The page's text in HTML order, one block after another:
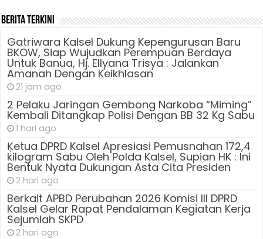
Berita Terkini
Gatriwara Kalsel Dukung Kepengurusan Baru
BKOW, Siap Wujudkan Perempuan Berdaya
Untuk Banua, Hj. Ellyana Trisya : Jalankan
Amanah Dengan Keikhlasan
21 jam ago
2 Pelaku Jaringan Gembong Narkoba “Miming”
Kembali Ditangkap Polisi Dengan BB 32 Kg Sabu
1 hari ago
Ķetua DPRD Kalsel Apresiasi Pemusnahan 172,4
kilogram Sabu Oleh Polda Kalsel, Supian HK : Ini
Bentuk Nyata Dukungan Asta Cita Presiden
2 hari ago
Berkait APBD Perubahan 2026 Komisi III DPRD
Kalsel Gelar Rapat Pendalaman Kegiatan Kerja
Sejumlah SKPD
2 hari ago